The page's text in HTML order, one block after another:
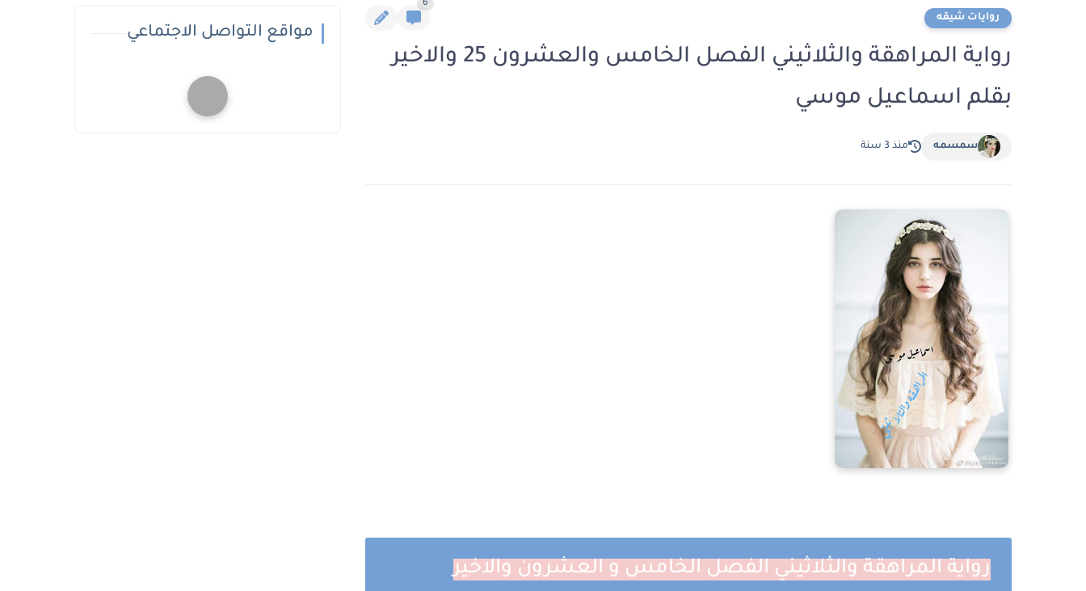
روايات شيقه
6
رواية المراهقة والثلاثيني الفصل الخامس والعشرون 25 والاخير
بقلم اسماعيل موسي
سمسمه منذ 3 سنة
رواية المراهقة والثلاثيني الفصل الخامس و العشرون والاخير
مواقع التواصل الاجتماعي